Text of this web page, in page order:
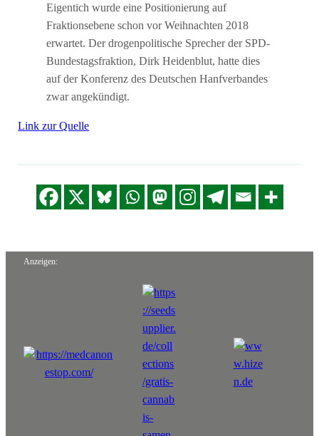
Eigentich wurde eine Positionierung auf
Fraktionsebene schon vor Weihnachten 2018
erwartet. Der drogenpolitische Sprecher der SPD-
Bundestagsfraktion, Dirk Heidenblut, hatte dies
auf der Konferenz des Deutschen Hanfverbandes
zwar angekündigt.
Link zur Quelle
Anzeigen: